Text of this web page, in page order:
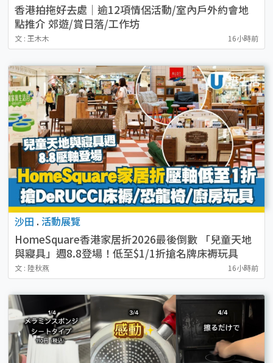
香港拍拖好去處｜逾12項情侶活動/室內戶外約會地
點推介 郊遊/賞日落/工作坊
文 : 王木木 16小時前
沙田 . 活動展覽
HomeSquare香港家居折2026最後倒數 「兒童天地
與寢具」週8.8登場！低至$1/1折搶名牌床褥玩具
文 : 陸秋燕 16小時前